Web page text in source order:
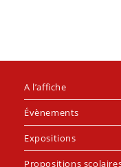
A l’affiche
Évènements
Expositions
Propositions